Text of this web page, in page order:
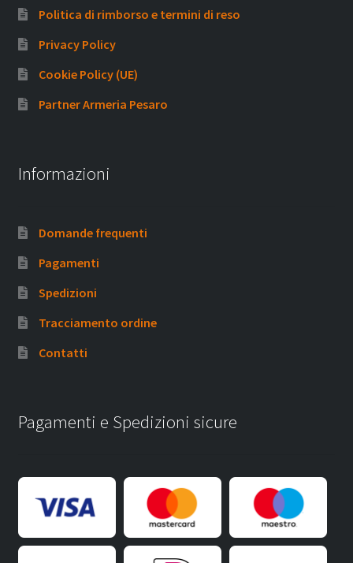
Politica di rimborso e termini di reso
Privacy Policy
Cookie Policy (UE)
Partner Armeria Pesaro
Informazioni
Domande frequenti
Pagamenti
Spedizioni
Tracciamento ordine
Contatti
Pagamenti e Spedizioni sicure